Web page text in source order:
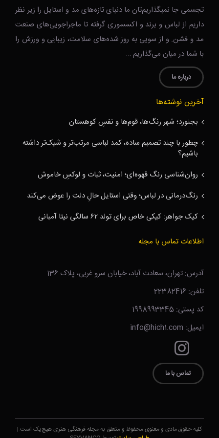
تجسمی جا نمیگذاریم‌تان.ما دنیای تازه‌های مد و استایل را زیر نظر
داریم از لباس و برند و اکسسوری گرفته تا ماجراجویی‌های صنعت
مد و فشن. و از سویی به روز شده‌های سلامت، زیبایی و ورزش را
با شما در میان می‌گذاریم …
درباره ما
آخرین نوشته‌ها
بجنورد؛ شهر رنگ‌ها، قوم‌ها و نفسِ کوهستان
چطور با چند تصمیم ساده، کمد لباسی مرتب‌تر و شیک‌تر داشته
باشیم؟
روان‌شناسی رنگ قهوه‌ای؛ امنیت، ثبات و لوکسِ خاموش
رنگ‌درمانی در لباس؛ وقتی استایل حالِ دلت را عوض می‌کند
کیک جواهر: کیکی خاص برای تولد ۶۲ سالگی نیتا آمبانی
اطلاعات تماس با مجله
آدرس: تهران، سعادت آباد، خیابان سرو غربی، پلاک 136
تلفن: 22382416
کد پستی: 1998993345
ایمیل: info@hich1.com
تماس با ما
کلیه حقوق مادی و معنوی محفوظ و متعلق به مجله فرهنگی هنری هیچ‌یک است.|